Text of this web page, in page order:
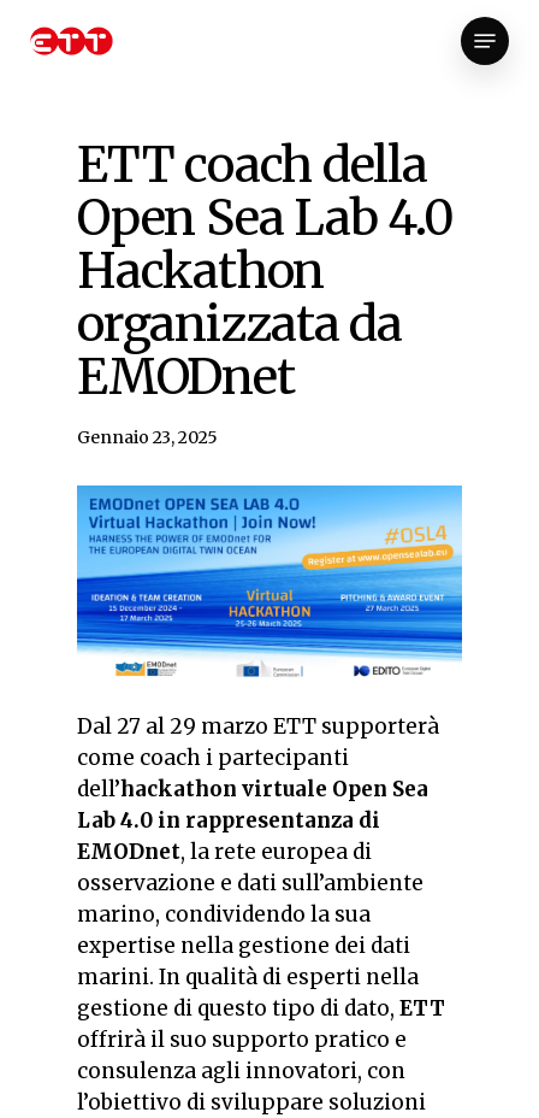
Menu
ETT coach della
Open Sea Lab 4.0
Hackathon
organizzata da
EMODnet
Gennaio 23, 2025
Dal 27 al 29 marzo ETT supporterà
come coach i partecipanti
dell’hackathon virtuale Open Sea
Lab 4.0 in rappresentanza di
EMODnet, la rete europea di
osservazione e dati sull’ambiente
marino, condividendo la sua
expertise nella gestione dei dati
marini. In qualità di esperti nella
gestione di questo tipo di dato, ETT
offrirà il suo supporto pratico e
consulenza agli innovatori, con
l’obiettivo di sviluppare soluzioni